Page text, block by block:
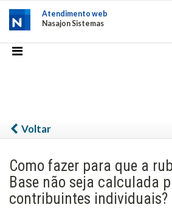
Atendimento web
Nasajon Sistemas
Voltar
Como fazer para que a
Base não seja calculada
contribuintes individuais?